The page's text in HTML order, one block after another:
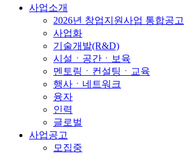
사업소개
2026년 창업지원사업 통합공고
사업화
기술개발(R&D)
시설ㆍ공간ㆍ보육
멘토링ㆍ컨설팅ㆍ교육
행사ㆍ네트워크
융자
인력
글로벌
사업공고
모집중